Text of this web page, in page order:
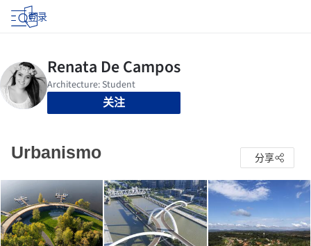
登录
关注
Urbanismo 分享